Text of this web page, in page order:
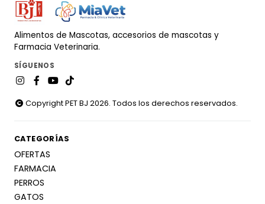
Alimentos de Mascotas, accesorios de mascotas y
Farmacia Veterinaria.
SÍGUENOS
Copyright PET BJ 2026. Todos los derechos reservados.
CATEGORÍAS
OFERTAS
FARMACIA
PERROS
GATOS